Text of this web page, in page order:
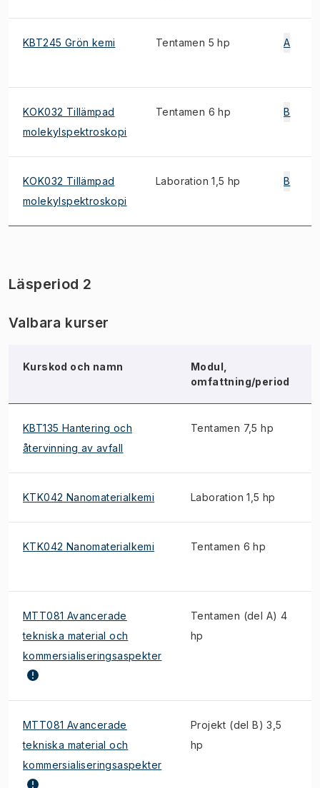
KBT245 Grön kemi Tentamen 5 hp A
KOK032 Tillämpad
molekylspektroskopi
Tentamen 6 hp B
KOK032 Tillämpad
molekylspektroskopi
Laboration 1,5 hp B
Läsperiod 2
Valbara kurser
Kurskod och namn
Modul,
omfattning/period
KBT135 Hantering och
återvinning av avfall
Tentamen 7,5 hp
KTK042 Nanomaterialkemi Laboration 1,5 hp
KTK042 Nanomaterialkemi Tentamen 6 hp
MTT081 Avancerade
tekniska material och
kommersialiseringsaspekter
Tentamen (del A) 4
hp
MTT081 Avancerade
tekniska material och
kommersialiseringsaspekter
Projekt (del B) 3,5
hp